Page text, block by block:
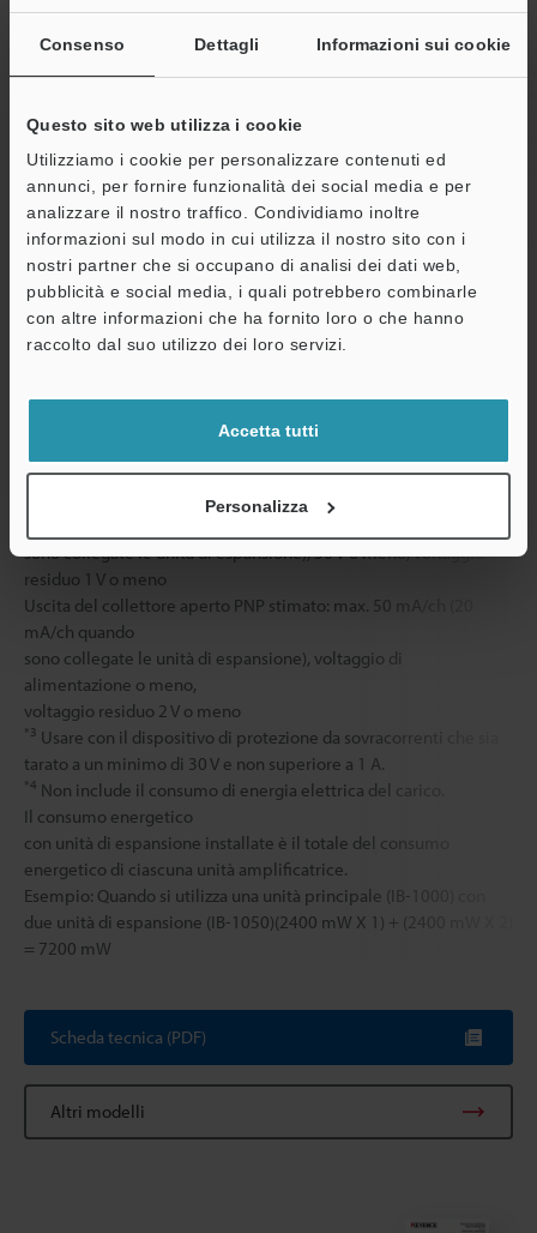
Consenso Dettagli Informazioni sui cookie
Questo sito web utilizza i cookie
Utilizziamo i cookie per personalizzare contenuti ed
annunci, per fornire funzionalità dei social media e per
analizzare il nostro traffico. Condividiamo inoltre
informazioni sul modo in cui utilizza il nostro sito con i
nostri partner che si occupano di analisi dei dati web,
pubblicità e social media, i quali potrebbero combinarle
con altre informazioni che ha fornito loro o che hanno
raccolto dal suo utilizzo dei loro servizi.
Accetta tutti
Personalizza
Umidità relativa da 35 a 85 %
frontale:
cavo: PVC
Peso Circa 165 g
I quattro fili di input esterno sono assegnati agli input
desiderati.
Ingresso voltaggio stimato: Max. stima ingresso 30 V o meno,
ON 7,5 V o più e corrente OFF 0,05 mA o meno.
Uscita del collettore aperto NPN stimato: max. 100 mA/ch (20
sono collegate le unità di espansione), 30 V o meno, voltaggio
residuo 1 V o meno
Uscita del collettore aperto PNP stimato: max. 50 mA/ch (20
mA/ch quando
sono collegate le unità di espansione), voltaggio di
alimentazione o meno,
voltaggio residuo 2 V o meno
*3 Usare con il dispositivo di protezione da sovracorrenti che sia
tarato a un minimo di 30 V e non superiore a 1 A.
*4 Non include il consumo di energia elettrica del carico.
Il consumo energetico
con unità di espansione installate è il totale del consumo
energetico di ciascuna unità amplificatrice.
Esempio: Quando si utilizza una unità principale (IB-1000) con
due unità di espansione (IB-1050)(2400 mW X 1) + (2400 mW X 2)
= 7200 mW
Scheda tecnica (PDF)
Altri modelli